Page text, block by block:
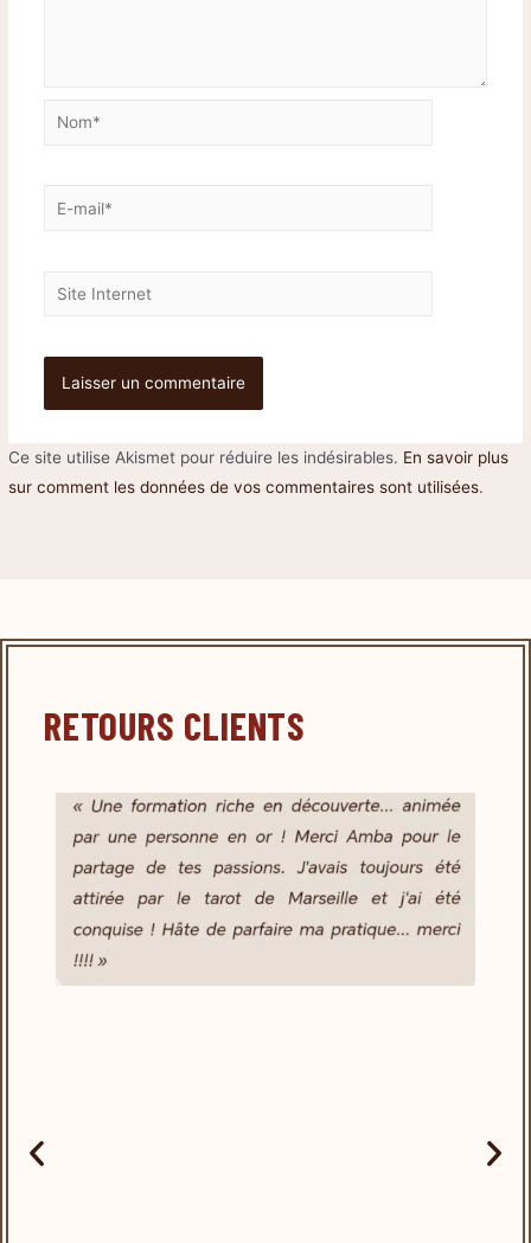
Ce site utilise Akismet pour réduire les indésirables. En savoir plus
sur comment les données de vos commentaires sont utilisées.
RETOURS CLIENTS